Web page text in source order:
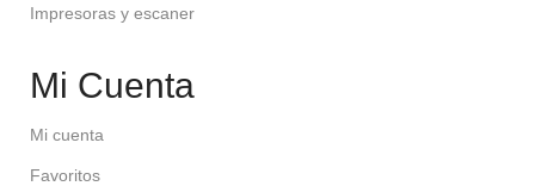
Impresoras y escaner
Mi Cuenta
Mi cuenta
Favoritos